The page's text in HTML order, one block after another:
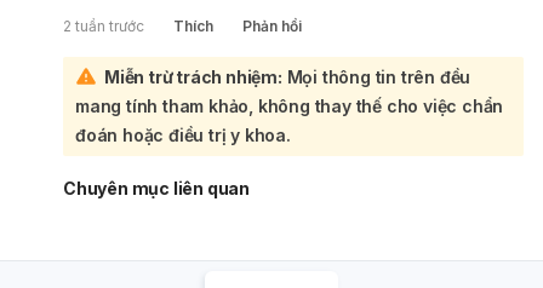
ẩm mỏng nhẹ, không gây bít tắc; thoa kem chống nắng
không dầu mỗi ngày; tẩy tế bào chết 1–2 lần/tuần; dùng
giấy thấm dầu khi cần; và ăn uống lành mạnh, uống đủ
nước, hạn chế đồ cay nóng. Nếu muốn, có thể dùng mặt
nạ tự nhiên như dưa leo, mật ong, cà chua, trà xanh hoặc
chanh với lượng phù hợp. Tránh rửa mặt quá nhiều, dùng
sản phẩm chứa cồn hoặc bôi quá nhiều kem vì có thể làm
để được hướng dẫn điều trị phù hợp.
2 tuần trước Thích Phản hồi
Miễn trừ trách nhiệm: Mọi thông tin trên đều
mang tính tham khảo, không thay thế cho việc chẩn
đoán hoặc điều trị y khoa.
Chuyên mục liên quan